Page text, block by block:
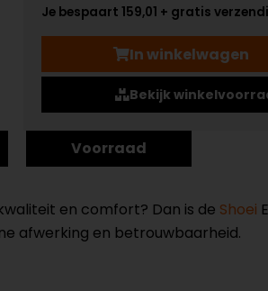
Je bespaart 159,01 + gratis
In winkelwagen
Bekijk
Voorraad
en comfort? Dan is de Shoei
afwerking en betrouwbaarheid.